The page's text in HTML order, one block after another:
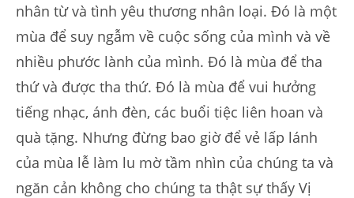
nhân từ và tình yêu thương nhân loại. Đó là một
mùa để suy ngẫm về cuộc sống của mình và về
nhiều phước lành của mình. Đó là mùa để tha
thứ và được tha thứ. Đó là mùa để vui hưởng
tiếng nhạc, ánh đèn, các buổi tiệc liên hoan và
quà tặng. Nhưng đừng bao giờ để vẻ lấp lánh
của mùa lễ làm lu mờ tầm nhìn của chúng ta và
ngăn cản không cho chúng ta thật sự thấy Vị